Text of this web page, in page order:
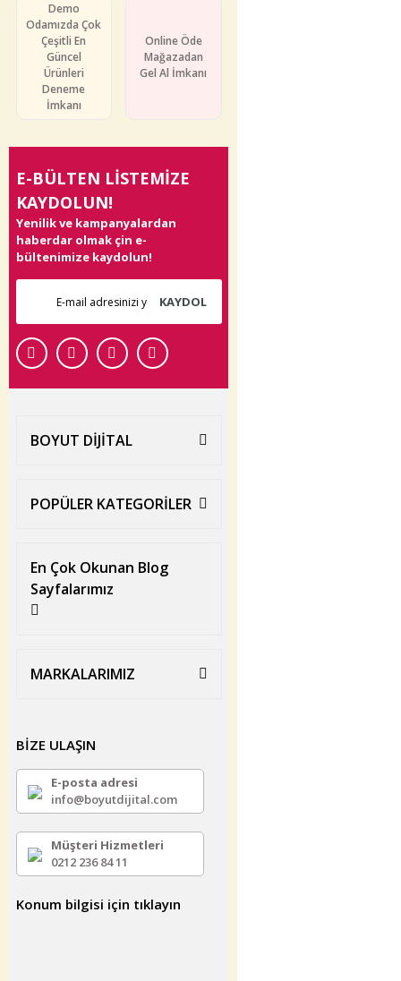
Demo
Odamızda Çok
Çeşitli En
Güncel
Ürünleri
Deneme
İmkanı
Online Öde
Mağazadan
Gel Al İmkanı
E-BÜLTEN LİSTEMİZE
KAYDOLUN!
Yenilik ve kampanyalardan
haberdar olmak çin e-
bültenimize kaydolun!
KAYDOL
BOYUT DİJİTAL
POPÜLER KATEGORİLER
En Çok Okunan Blog
Sayfalarımız
MARKALARIMIZ
BİZE ULAŞIN
E-posta adresi
info@boyutdijital.com
Müşteri Hizmetleri
0212 236 84 11
Konum bilgisi için tıklayın